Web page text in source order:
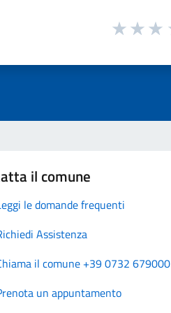
il comune
le domande frequenti
Assistenza
il comune +39 0732 679000
un appuntamento